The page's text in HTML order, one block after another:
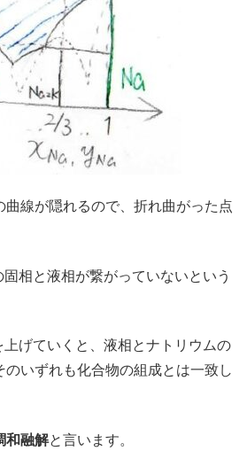
曲線が隠れるので、折れ曲がった点
固相と液相が繋がっていないという
げていくと、液相とナトリウムの
のいずれも化合物の組成とは一致し
和融解と言います。